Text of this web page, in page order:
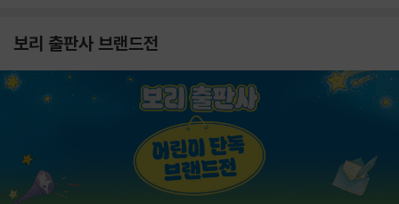
보리 출판사 브랜드전